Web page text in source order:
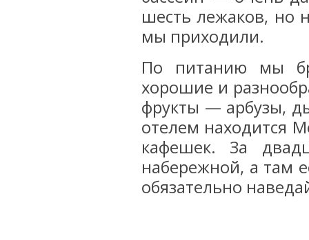
шесть лежаков, но
мы приходили.
По питанию мы
хорошие и
фрукты — арбузы,
отелем находится
кафешек. За
набережной, а там
обязательно